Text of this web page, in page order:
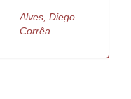
Alves, Diego
Corrêa